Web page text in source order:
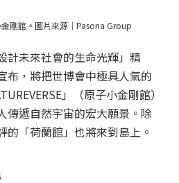
金剛館。圖片來源｜Pasona Group
計未來社會的生命光輝」精
布，將把世博會中極具人氣的
」（原子小金剛館）
傳遞自然宇宙的宏大願景。除
的「荷蘭館」也將來到島上。